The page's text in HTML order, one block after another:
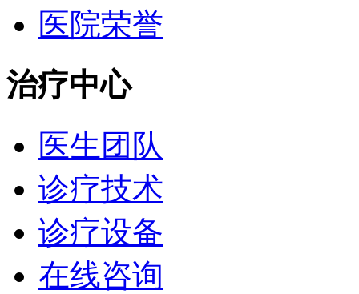
医院荣誉
治疗中心
医生团队
诊疗技术
诊疗设备
在线咨询